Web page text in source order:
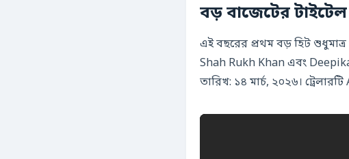
বড় বাজেটের
এই বছরের প্রথম বড় হিট শুধুমাত্র
Shah Rukh Khan এবং
তারিখ: ১৪ মার্চ, ২০২৬।